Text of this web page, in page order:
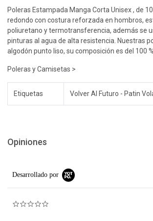
Poleras Estampada Manga Corta Unisex , de
redondo con costura reforzada en hombros,
poliuretano y termotransferencia, además se
pinturas al agua de alta resistencia. Nuestras
algodón punto liso, su composición es del 100 %.
Poleras y Camisetas >
Etiquetas Volver Al Futuro - Patin
Opiniones
Desarrollado por